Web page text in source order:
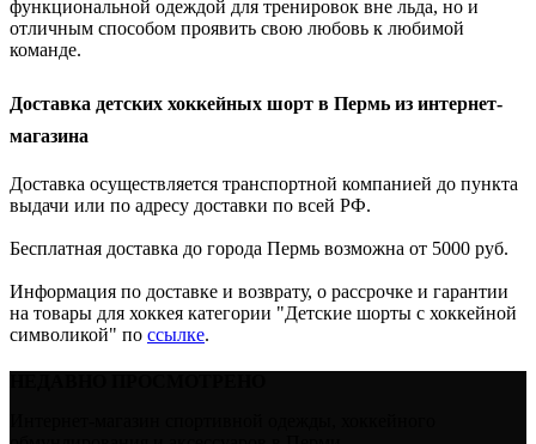
функциональной одеждой для тренировок вне льда, но и
отличным способом проявить свою любовь к любимой
команде.
Доставка детских хоккейных шорт в Пермь из интернет-
магазина
Доставка осуществляется транспортной компанией до пункта
выдачи или по адресу доставки по всей РФ.
Бесплатная доставка до города Пермь возможна от 5000 руб.
Информация по доставке и возврату, о рассрочке и гарантии
на товары для хоккея категории "Детские шорты с хоккейной
символикой" по ссылке.